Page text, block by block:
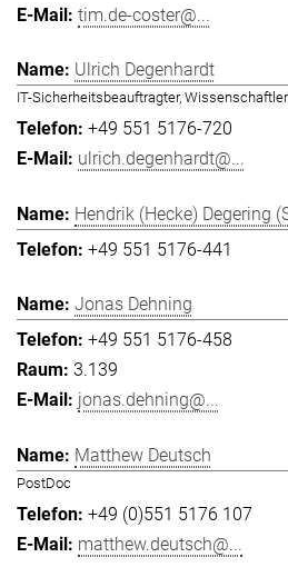
tim.de-coster@...
Ulrich Degenhardt
IT-Sicherheitsbeauftragter, Wissenschaftler
+49 551 5176-720
ulrich.degenhardt@...
Hendrik (Hecke) Degering
+49 551 5176-441
Jonas Dehning
+49 551 5176-458
3.139
jonas.dehning@...
Matthew Deutsch
PostDoc
+49 (0)551 5176 107
matthew.deutsch@...